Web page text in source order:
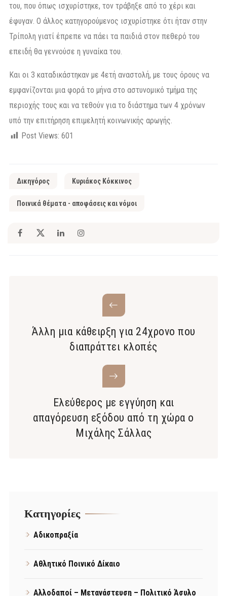
του, που όπως ισχυρίστηκε, τον τράβηξε από το χέρι και
έφυγαν. Ο άλλος κατηγορούμενος ισχυρίστηκε ότι ήταν στην
Τρίπολη γιατί έπρεπε να πάει τα παιδιά στον πεθερό του
επειδή θα γεννούσε η γυναίκα του.
Και οι 3 καταδικάστηκαν με 4ετή αναστολή, με τους όρους να
εμφανίζονται μια φορά το μήνα στο αστυνομικό τμήμα της
περιοχής τους και να τεθούν για το διάστημα των 4 χρόνων
υπό την επιτήρηση επιμελητή κοινωνικής αρωγής.
Post Views: 601
Δικηγόρος Κυριάκος Κόκκινος
Ποινικά θέματα - αποφάσεις και νόμοι
Άλλη μια κάθειρξη για 24χρονο που
διαπράττει κλοπές
Ελεύθερος με εγγύηση και
απαγόρευση εξόδου από τη χώρα ο
Μιχάλης Σάλλας
Kατηγορίες
Αδικοπραξία
Αθλητικό Ποινικό Δίκαιο
Αλλοδαποί – Μετανάστευση – Πολιτικό Άσυλο